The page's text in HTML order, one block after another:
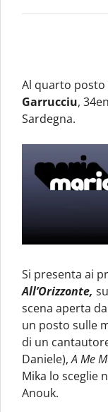
Al quarto
Garrucciu,
Sardegna.
Si presenta ai
All’Orizzonte,
scena aperta
un posto sulle
di un
Daniele),A Me
Mika lo sceglie
Anouk.